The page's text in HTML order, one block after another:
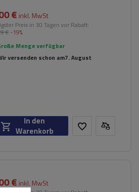
€ inkl. MwSt
Preis in 30 Tagen vor Rabatt:
€ -19%
Menge verfügbar
versenden schon am7. August
In den
Warenkorb
€ inkl. MwSt